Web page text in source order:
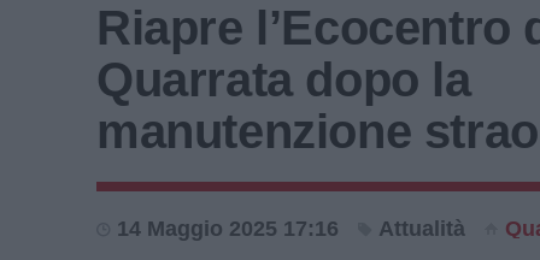
Riapre l’Ecocentro
Quarrata dopo la
manutenzione
14 Maggio 2025 17:16 Attualità